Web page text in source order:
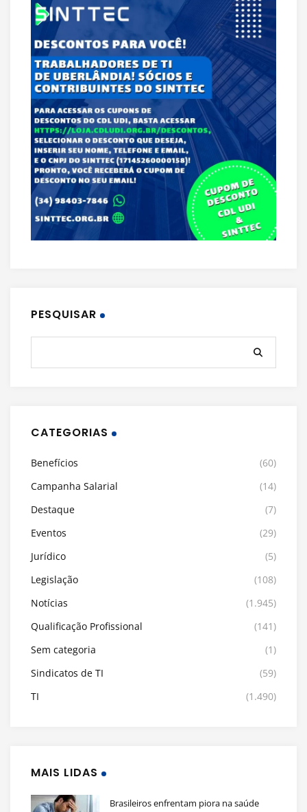
PESQUISAR
CATEGORIAS
Benefícios
(60)
Campanha Salarial
(14)
Destaque
(7)
Eventos
(29)
Jurídico
(5)
Legislação
(108)
Notícias
(1.945)
Qualificação Profissional
(141)
Sem categoria
(1)
Sindicatos de TI
(59)
TI
(1.490)
MAIS LIDAS
Brasileiros enfrentam piora na saúde